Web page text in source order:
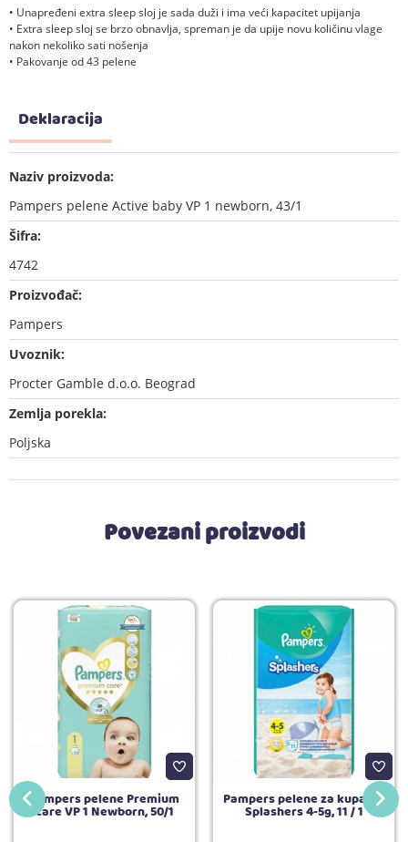
• Unapređeni extra sleep sloj je sada duži i ima veći kapacitet upijanja
• Extra sleep sloj se brzo obnavlja, spreman je da upije novu količinu vlage
nakon nekoliko sati nošenja
• Pakovanje od 43 pelene
Deklaracija
Naziv proizvoda:
Pampers pelene Active baby VP 1 newborn, 43/1
Šifra:
4742
Proizvođač:
Pampers
Uvoznik:
Procter Gamble d.o.o. Beograd
Zemlja porekla:
Poljska
Povezani proizvodi
Pampers pelene Premium
care VP 1 Newborn, 50/1
Pampers pelene za kupanje
Splashers 4-5g, 11 / 1